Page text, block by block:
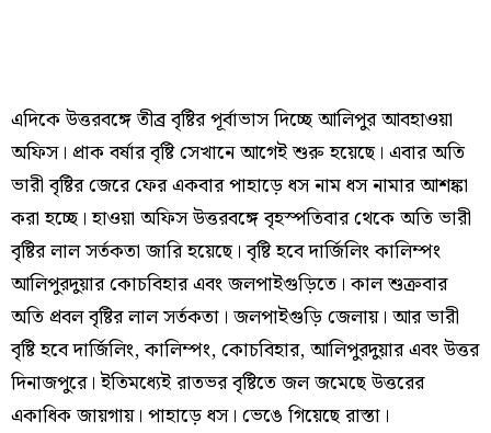
এদিকে উত্তরবঙ্গে তীব্র বৃষ্টির পূর্বাভাস দিচ্ছে আলিপুর আবহাওয়া
অফিস। প্রাক বর্ষার বৃষ্টি সেখানে আগেই শুরু হয়েছে। এবার অতি
ভারী বৃষ্টির জেরে ফের একবার পাহাড়ে ধস নাম ধস নামার আশঙ্কা
করা হচ্ছে। হাওয়া অফিস উত্তরবঙ্গে বৃহস্পতিবার থেকে অতি ভারী
বৃষ্টির লাল সর্তকতা জারি হয়েছে। বৃষ্টি হবে দার্জিলিং কালিম্পং
আলিপুরদুয়ার কোচবিহার এবং জলপাইগুড়িতে। কাল শুক্রবার
অতি প্রবল বৃষ্টির লাল সর্তকতা। জলপাইগুড়ি জেলায়। আর ভারী
বৃষ্টি হবে দার্জিলিং, কালিম্পং, কোচবিহার, আলিপুরদুয়ার এবং উত্তর
দিনাজপুরে। ইতিমধ্যেই রাতভর বৃষ্টিতে জল জমেছে উত্তরের
একাধিক জায়গায়। পাহাড়ে ধস। ভেঙে গিয়েছে রাস্তা।